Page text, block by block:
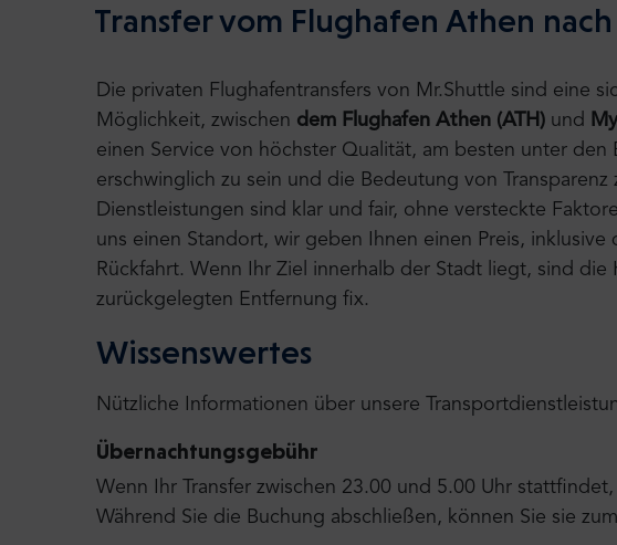
Transfer vom Flughafen Athen
Die privaten Flughafentransfers von Mr.Shuttle sind eine
Möglichkeit, zwischen dem Flughafen Athen (ATH) und
einen Service von höchster Qualität, am besten unter den
erschwinglich zu sein und die Bedeutung von
Dienstleistungen sind klar und fair, ohne versteckte
uns einen Standort, wir geben Ihnen einen Preis,
Rückfahrt. Wenn Ihr Ziel innerhalb der Stadt liegt, sind
zurückgelegten Entfernung fix.
Wissenswertes
Nützliche Informationen über unsere
Übernachtungsgebühr
Wenn Ihr Transfer zwischen 23.00 und 5.00 Uhr
Während Sie die Buchung abschließen, können Sie sie